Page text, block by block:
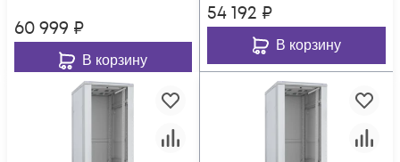
60 999 ₽
В корзину
54 192 ₽
В корзину